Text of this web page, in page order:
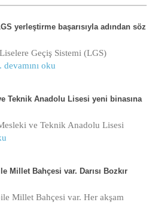
yerleştirme başarısıyla adından söz
Geçiş Sistemi (LGS)
devamını oku
Teknik Anadolu Lisesi yeni binasına
ve Teknik Anadolu Lisesi
Millet Bahçesi var. Darısı Bozkır
Millet Bahçesi var. Her akşam